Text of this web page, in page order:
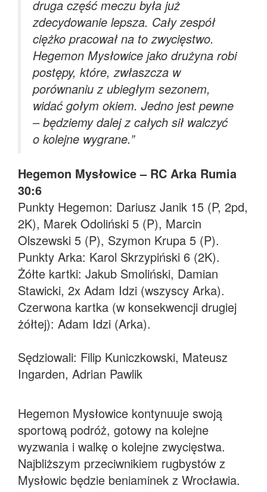
druga część meczu była już
zdecydowanie lepsza. Cały zespół
ciężko pracował na to zwycięstwo.
Hegemon Mysłowice jako drużyna robi
postępy, które, zwłaszcza w
porównaniu z ubiegłym sezonem,
widać gołym okiem. Jedno jest pewne
– będziemy dalej z całych sił walczyć
o kolejne wygrane.”
Hegemon Mysłowice – RC Arka Rumia
30:6
Punkty Hegemon: Dariusz Janik 15 (P, 2pd,
2K), Marek Odoliński 5 (P), Marcin
Olszewski 5 (P), Szymon Krupa 5 (P).
Punkty Arka: Karol Skrzypiński 6 (2K).
Żółte kartki: Jakub Smoliński, Damian
Stawicki, 2x Adam Idzi (wszyscy Arka).
Czerwona kartka (w konsekwencji drugiej
żółtej): Adam Idzi (Arka).
Sędziowali: Filip Kuniczkowski, Mateusz
Ingarden, Adrian Pawlik
Hegemon Mysłowice kontynuuje swoją
sportową podróż, gotowy na kolejne
wyzwania i walkę o kolejne zwycięstwa.
Najbliższym przeciwnikiem rugbystów z
Mysłowic będzie beniaminek z Wrocławia.